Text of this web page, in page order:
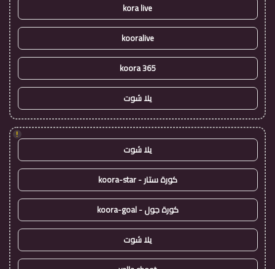
kora live
kooralive
koora 365
يلا شوت
!
يلا شوت
كورة ستار - koora-star
كورة جول - koora-goal
يلا شوت